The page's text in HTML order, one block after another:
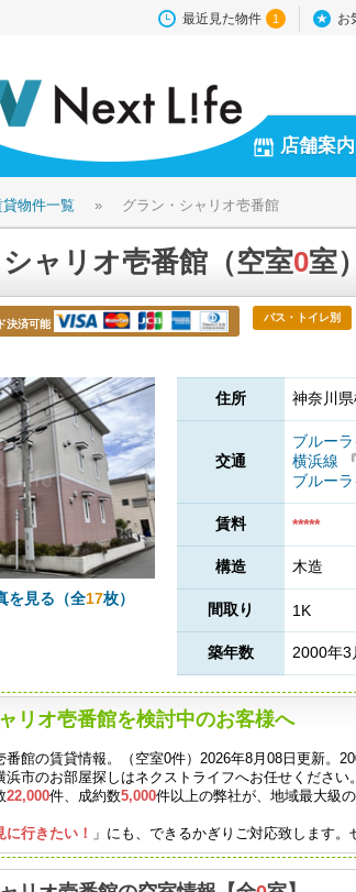
最近見た物件 1 お
店舗案内
物件一覧 » グラン・シャリオ壱番館
ャリオ壱番館（空室0室
決済可能
バス・トイレ別
を見る（全17枚）
住所 神奈川
交通
ブルー
横浜線
ブルー
賃料 *****
構造 木造
間取り 1K
築年数 2000年3
リオ壱番館を検討中のお客様へ
番館の賃貸情報。（空室0件）2026年8月08日更新。
浜市のお部屋探しはネクストライフへお任せください
22,000件、成約数5,000件以上の弊社が、地域最大級
に行きたい！ 」にも、できるかぎりご対応致します